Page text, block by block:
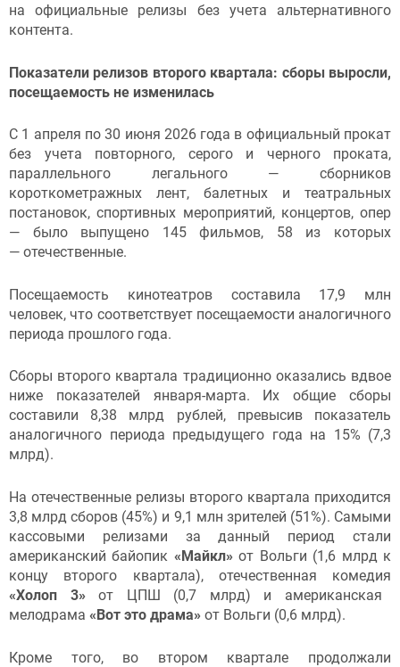
на официальные релизы без учета альтернативного
контента.
Показатели релизов второго квартала: сборы выросли,
посещаемость не изменилась
С 1 апреля по 30 июня 2026 года в официальный прокат
без учета повторного, серого и черного проката,
параллельного легального — сборников
короткометражных лент, балетных и театральных
постановок, спортивных мероприятий, концертов, опер
— было выпущено 145 фильмов, 58 из которых
— отечественные.
Посещаемость кинотеатров составила 17,9 млн
человек, что соответствует посещаемости аналогичного
периода прошлого года.
Сборы второго квартала традиционно оказались вдвое
ниже показателей января-марта. Их общие сборы
составили 8,38 млрд рублей, превысив показатель
аналогичного периода предыдущего года на 15% (7,3
млрд).
На отечественные релизы второго квартала приходится
3,8 млрд сборов (45%) и 9,1 млн зрителей (51%). Самыми
кассовыми релизами за данный период стали
американский байопик «Майкл» от Вольги (1,6 млрд к
концу второго квартала), отечественная комедия
«Холоп 3» от ЦПШ (0,7 млрд) и американская
мелодрама «Вот это драма» от Вольги (0,6 млрд).
Кроме того, во втором квартале продолжали